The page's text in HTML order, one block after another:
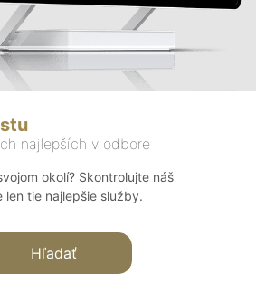
najlepších v odbore
okolí? Skontrolujte náš
tie najlepšie služby.
Hľadať